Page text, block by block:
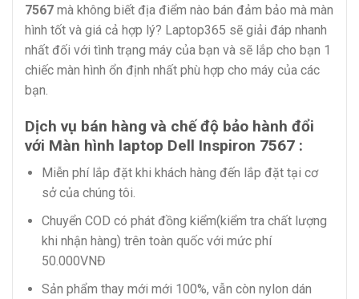
7567 mà không biết địa điểm nào bán đảm bảo mà màn
hình tốt và giá cả hợp lý? Laptop365 sẽ giải đáp nhanh
nhất đối với tình trạng máy của bạn và sẽ lắp cho bạn 1
chiếc màn hình ổn định nhất phù hợp cho máy của các
bạn.
Dịch vụ bán hàng và chế độ bảo hành đổi
với Màn hình laptop Dell Inspiron 7567 :
Miễn phí lắp đặt khi khách hàng đến lắp đặt tại cơ
sở của chúng tôi.
Chuyển COD có phát đồng kiểm(kiểm tra chất lượng
khi nhận hàng) trên toàn quốc với mức phí
50.000VNĐ
Sản phẩm thay mới mới 100%, vẫn còn nylon dán